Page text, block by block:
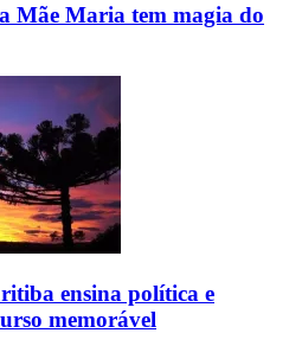
Mãe Maria tem magia do
ensina polí­tica e
memorável